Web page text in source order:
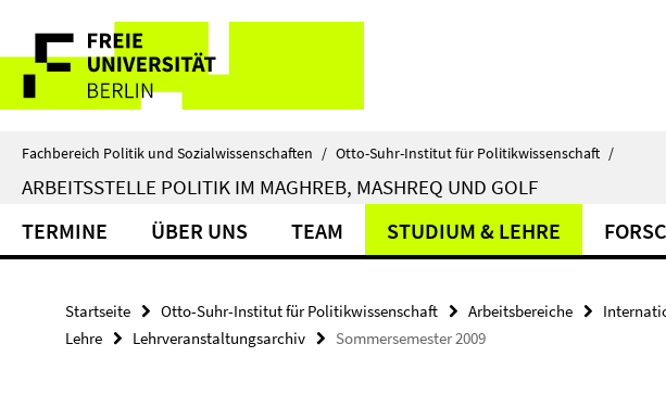
direkt
Inhalt
Service-
Navigation
Fachbereich Politik und Sozialwissenschaften / Otto-Suhr-Institut für Politikwissenschaft /
ARBEITSSTELLE POLITIK IM MAGHREB, MASHREQ UND GOLF
TERMINE ÜBER UNS TEAM STUDIUM & LEHRE
Startseite Otto-Suhr-Institut für Politikwissenschaft Arbeitsbereiche
Lehre
Lehrveranstaltungsarchiv Sommersemester 2009